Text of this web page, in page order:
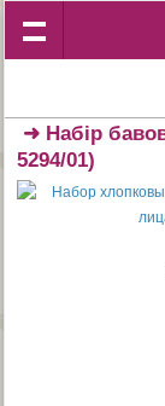
➜ Набір
5294/01)